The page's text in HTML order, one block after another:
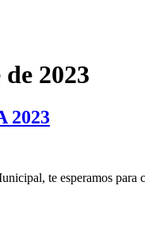
2023
2023
te esperamos